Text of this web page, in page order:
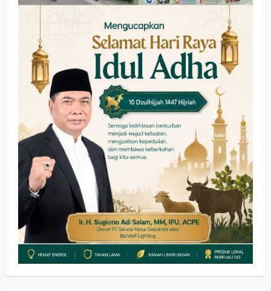
HOT NEWS: Ribuan Warga Wage
Tumplek Blek di Bazar Rakyat Jalan
Jambu, Borong Kuliner UMKM Sambil
Nonton Jaranan!
wartanusa 4 Agustus 2026
4
Keagamaan Pemerintahan
Pemkab Sidoarjo & Muhammadiyah
Sinergi Permudah Perizinan, Wakaf,
hingga Hibah
wartanusa 4 Agustus 2026
5
Keagamaan Pemerintahan
Hadir di Pengajian Qurrota A’yun,
Wabup Sidoarjo Minta Doa Jamaah
Agar Tetap Amanah Memimpin
wartanusa 4 Agustus 2026
Kesehatan Pembangunan
Pemerintahan
PANAS! Kalah Tender Proyek RSUD
Sibar Rp 9,9 M, Beranikah CV Tiga
Anugerah Utama Pertaruhkan